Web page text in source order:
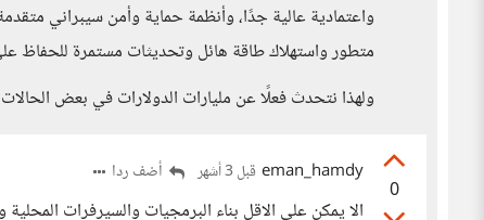
واعتمادية عالية جدًا، وأنظمة حماية وأمن سيبراني
متطور واستهلاك طاقة هائل وتحديثات مستمرة للحفاظ
ولهذا نتحدث فعلًا عن مليارات الدولارات في بعض
0
eman_hamdy قبل 3 أشهر أضف ردا
الا يمكن علي الاقل بناء البرمجيات والسيرفرات